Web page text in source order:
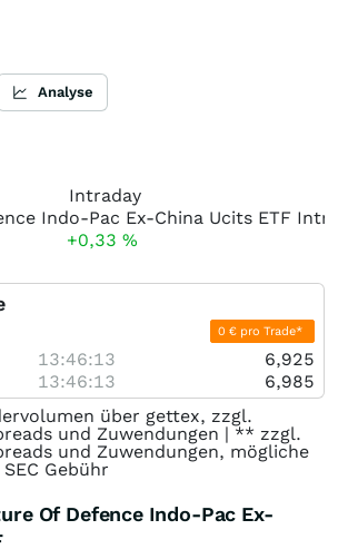
Analyse
Intraday
+0,33 %
0 € pro Trade*
13:46:13
6,925
13:46:13
6,985
über gettex, zzgl.
und Zuwendungen | ** zzgl.
und Zuwendungen, mögliche
Gebühr
Of Defence Indo-Pac Ex-